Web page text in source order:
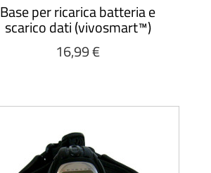
Base per ricarica batteria e
scarico dati (vivosmart™)
16,99 €